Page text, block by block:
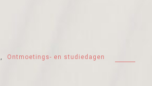
,
Ontmoetings- en studiedagen